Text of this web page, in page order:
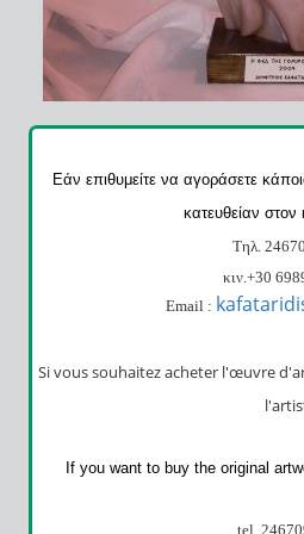
Εάν επιθυμείτε να αγοράσετε
κατευθείαν
Τηλ.
κιν.+30
Email :
Si vous souhaitez acheter l'œuvre
If you want to buy the original
tel.